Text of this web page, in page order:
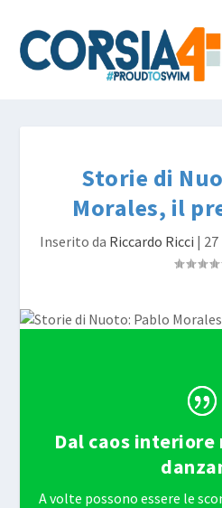
Storie di
Morales, il
Inserito da Riccardo Ricci |
Dal caos interiore
A volte possono essere le